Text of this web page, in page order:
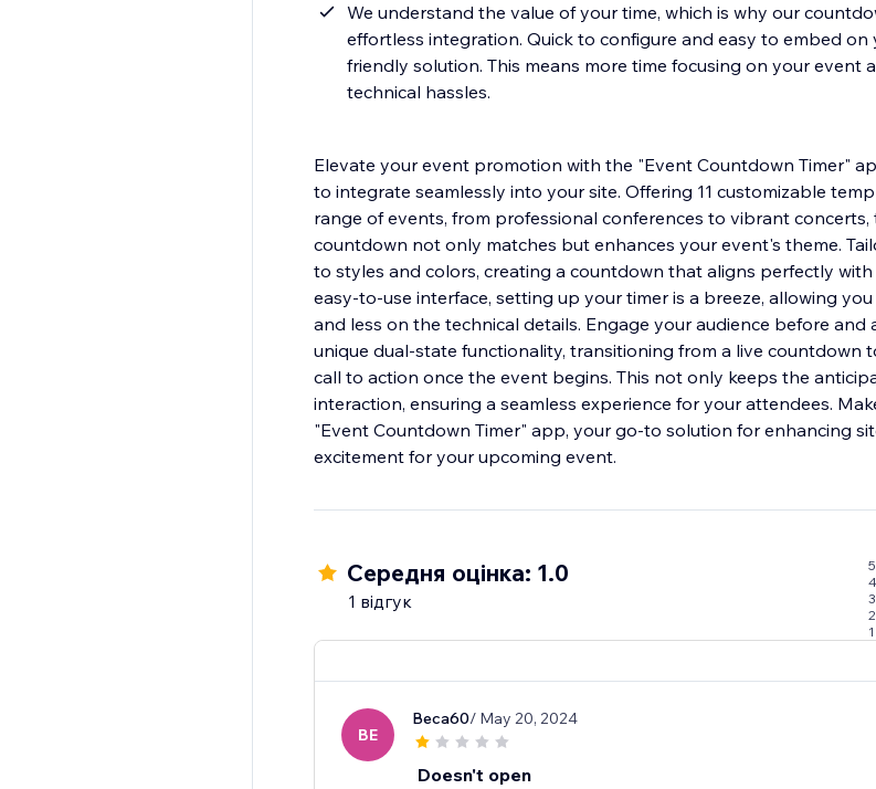
We understand the value of your time, which is why our
effortless integration. Quick to configure and easy to embed on
friendly solution. This means more time focusing on your event
technical hassles.
Elevate your event promotion with the "Event Countdown Timer"
to integrate seamlessly into your site. Offering 11 customizable
range of events, from professional conferences to vibrant
countdown not only matches but enhances your event's theme.
to styles and colors, creating a countdown that aligns perfectly
easy-to-use interface, setting up your timer is a breeze, allowing
and less on the technical details. Engage your audience before
unique dual-state functionality, transitioning from a live countdown
call to action once the event begins. This not only keeps the
interaction, ensuring a seamless experience for your attendees.
"Event Countdown Timer" app, your go-to solution for enhancing
excitement for your upcoming event.
Середня оцінка: 1.0
1 відгук
5
4
3
2
1
BE
Beca60/ May 20, 2024
Doesn't open